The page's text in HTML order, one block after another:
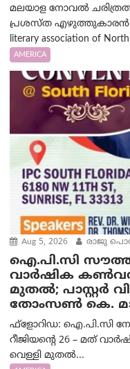
മലയാള നോവൽ
പ്രശസ്‌ത എഴുത്തുകാരൻ
literary association of
AMERICA
Aug 5, 2026 രാജു
ഐ.പി.സി സൗത്ത്
വാർഷിക
മുതൽ; പാസ്റ്റർ
തോംസൺ കെ.
ഫ്ളോറിഡ: ഐ.പി.സി
റീജിയന്റെ 26 – മത്
വെള്ളി മുതൽ...